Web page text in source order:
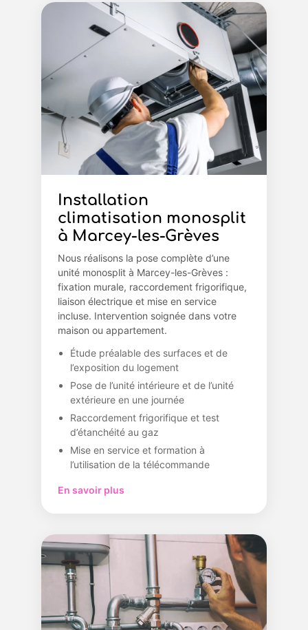
Installation
climatisation monosplit
à Marcey-les-Grèves
Nous réalisons la pose complète d’une
unité monosplit à Marcey-les-Grèves :
fixation murale, raccordement frigorifique,
liaison électrique et mise en service
incluse. Intervention soignée dans votre
maison ou appartement.
Étude préalable des surfaces et de
l’exposition du logement
Pose de l’unité intérieure et de l’unité
extérieure en une journée
Raccordement frigorifique et test
d’étanchéité au gaz
Mise en service et formation à
l’utilisation de la télécommande
En savoir plus